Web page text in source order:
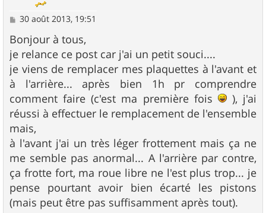
M
s
s
a
g
e
30 août 2013, 19:51
Bonjour à tous,
je relance ce post car j'ai un petit souci....
je viens de remplacer mes plaquettes à l'avant et
à l'arrière... après bien 1h pr comprendre
comment faire (c'est ma première fois
), j'ai
réussi à effectuer le remplacement de l'ensemble
mais,
à l'avant j'ai un très léger frottement mais ça ne
me semble pas anormal... A l'arrière par contre,
ça frotte fort, ma roue libre ne l'est plus trop... je
pense pourtant avoir bien écarté les pistons
(mais peut être pas suffisamment après tout).